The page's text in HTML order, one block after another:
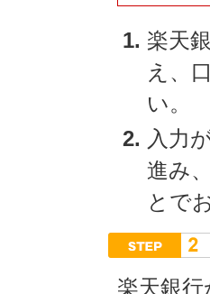
楽天
え、
い。
入力
進み
とで
楽天銀